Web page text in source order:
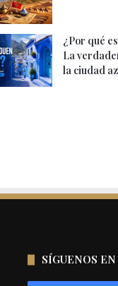
¿Por qué
La
la ciudad
SÍGUENOS